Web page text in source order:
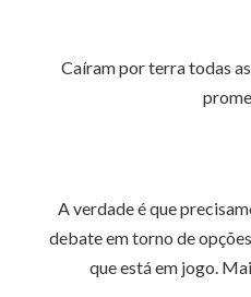
Caíram por terra todas
A verdade é que
debate em torno de
que está em jogo.